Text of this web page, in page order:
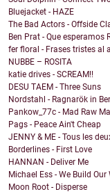
Bluejacket - HAZE
The Bad Actors - Offside
Ben Prat - Que esperamos
fer floral - Frases tristes al
NUBBE – ROSITA
katie drives - SCREAM!!
DESU TAEM - Three Suns
Nordstahl - Ragnarök in
Pankow_77c - Mad Raw
Pags - Peace Ain't Cheap
JENNY & ME - Tous les
Borderlines - First Love
HANNAN - Deliver Me
Michael Ess - We Build Our
Moon Root - Disperse